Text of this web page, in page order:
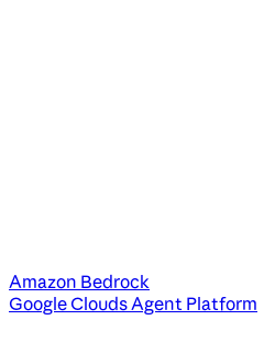
Amazon Bedrock
Google Clouds Agent Platform